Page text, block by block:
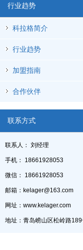
行业趋势
科拉格简介
行业趋势
加盟指南
合作伙伴
联系方式
联系人： 刘经理
手机： 18661928053
微信： 18661928053
邮箱：kelager@163.com
网址：www.kelager.com
地址：青岛崂山区松岭路